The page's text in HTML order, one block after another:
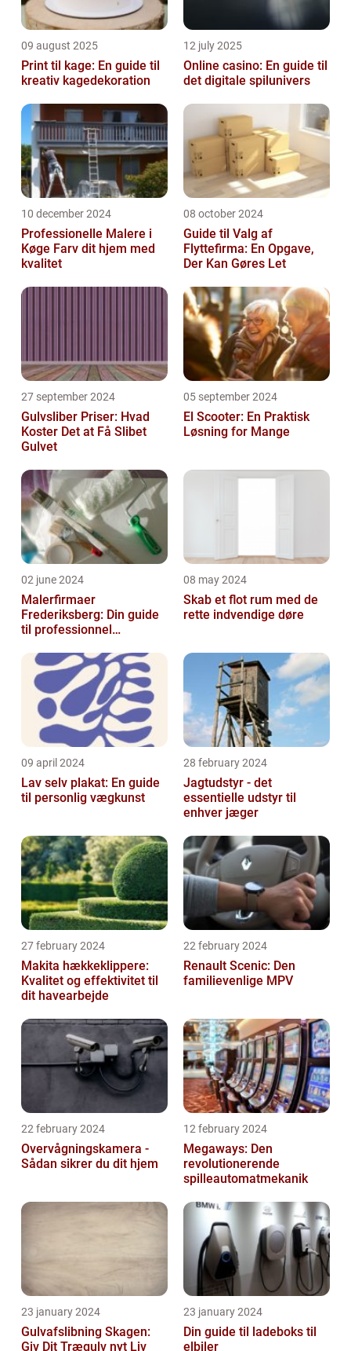
09 august 2025
Print til kage: En guide til
kreativ kagedekoration
12 july 2025
Online casino: En guide til
det digitale spilunivers
10 december 2024
Professionelle Malere i
Køge Farv dit hjem med
kvalitet
08 october 2024
Guide til Valg af
Flyttefirma: En Opgave,
Der Kan Gøres Let
27 september 2024
Gulvsliber Priser: Hvad
Koster Det at Få Slibet
Gulvet
05 september 2024
El Scooter: En Praktisk
Løsning for Mange
02 june 2024
Malerfirmaer
Frederiksberg: Din guide
til professionnel
08 may 2024
Skab et flot rum med de
rette indvendige døre
09 april 2024
Lav selv plakat: En guide
til personlig vægkunst
28 february 2024
Jagtudstyr - det
essentielle udstyr til
enhver jæger
27 february 2024
Makita hækkeklippere:
Kvalitet og effektivitet til
dit havearbejde
22 february 2024
Renault Scenic: Den
familievenlige MPV
22 february 2024
Overvågningskamera -
Sådan sikrer du dit hjem
12 february 2024
Megaways: Den
revolutionerende
spilleautomatmekanik
23 january 2024
Gulvafslibning Skagen:
Giv Dit Trægulv nyt Liv
23 january 2024
Din guide til ladeboks til
elbiler